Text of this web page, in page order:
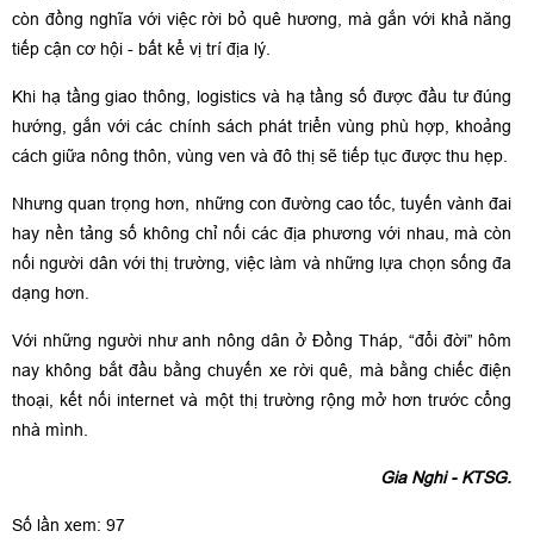
còn đồng nghĩa với việc rời bỏ quê hương, mà gắn với khả năng
tiếp cận cơ hội - bất kể vị trí địa lý.
Khi hạ tầng giao thông, logistics và hạ tầng số được đầu tư đúng
hướng, gắn với các chính sách phát triển vùng phù hợp, khoảng
cách giữa nông thôn, vùng ven và đô thị sẽ tiếp tục được thu hẹp.
Nhưng quan trọng hơn, những con đường cao tốc, tuyến vành đai
hay nền tảng số không chỉ nối các địa phương với nhau, mà còn
nối người dân với thị trường, việc làm và những lựa chọn sống đa
dạng hơn.
Với những người như anh nông dân ở Đồng Tháp, “đổi đời” hôm
nay không bắt đầu bằng chuyến xe rời quê, mà bằng chiếc điện
thoại, kết nối internet và một thị trường rộng mở hơn trước cổng
nhà mình.
Gia Nghi - KTSG.
Số lần xem: 97